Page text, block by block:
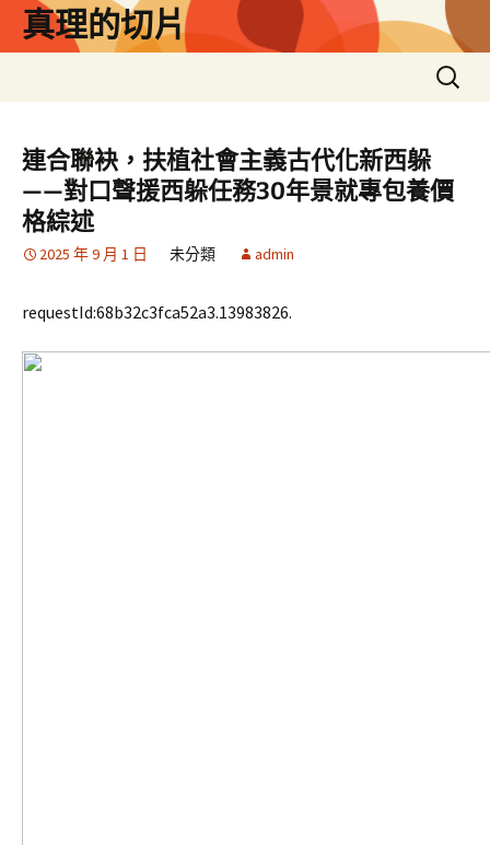
真理的切片
搜
尋
字:
連合聯袂，扶植社會主義古代化新西躲
——對口聲援西躲任務30年景就專包養價
格綜述
2025 年 9 月 1 日 未分類 admin
requestId:68b32c3fca52a3.13983826.